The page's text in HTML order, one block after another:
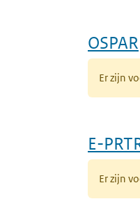
OSPAR
Er zijn
E-
Er zijn